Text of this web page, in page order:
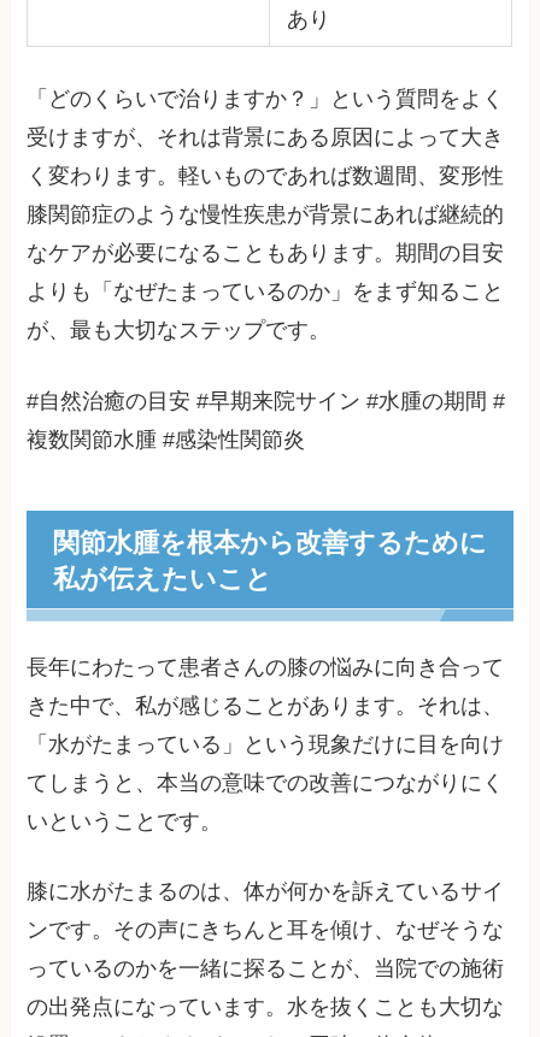
あり
「どのくらいで治りますか？」という質問をよく
受けますが、それは背景にある原因によって大き
く変わります。軽いものであれば数週間、変形性
膝関節症のような慢性疾患が背景にあれば継続的
なケアが必要になることもあります。期間の目安
よりも「なぜたまっているのか」をまず知ること
が、最も大切なステップです。
#自然治癒の目安 #早期来院サイン #水腫の期間 #
複数関節水腫 #感染性関節炎
関節水腫を根本から改善するために
私が伝えたいこと
長年にわたって患者さんの膝の悩みに向き合って
きた中で、私が感じることがあります。それは、
「水がたまっている」という現象だけに目を向け
てしまうと、本当の意味での改善につながりにく
いということです。
膝に水がたまるのは、体が何かを訴えているサイ
ンです。その声にきちんと耳を傾け、なぜそうな
っているのかを一緒に探ることが、当院での施術
の出発点になっています。水を抜くことも大切な